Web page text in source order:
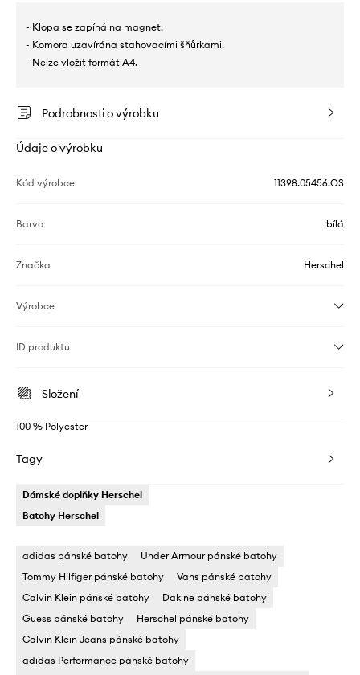
- Klopa se zapíná na magnet.
- Komora uzavírána stahovacími šňůrkami.
- Nelze vložit formát A4.
Podrobnosti o výrobku
Údaje o výrobku
Kód výrobce 11398.05456.OS
Barva bílá
Značka Herschel
Výrobce
ID produktu
Složení
100 % Polyester
Tagy
Dámské doplňky Herschel
Batohy Herschel
adidas pánské batohy
Under Armour pánské batohy
Tommy Hilfiger pánské batohy
Vans pánské batohy
Calvin Klein pánské batohy
Dakine pánské batohy
Guess pánské batohy
Herschel pánské batohy
Calvin Klein Jeans pánské batohy
adidas Performance pánské batohy